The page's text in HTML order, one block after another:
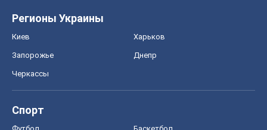
Регионы Украины
Киев Харьков
Запорожье Днепр
Черкассы
Спорт